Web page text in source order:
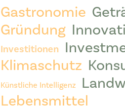
Gastronomie
Gründung
Investitionen
Klimaschutz
Künstliche Intelligenz
Lebensmittel